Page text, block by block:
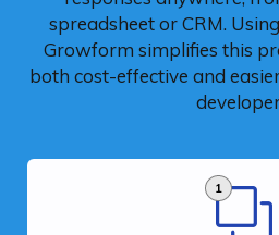
spreadsheet or CRM.
Growform simplifies this
both cost-effective and
1